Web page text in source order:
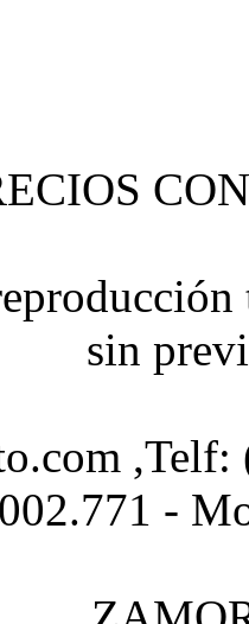
sin
-